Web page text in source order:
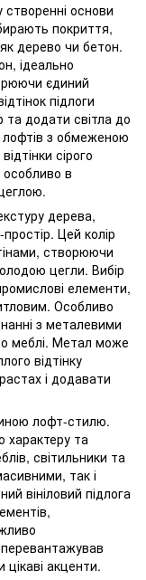
створенні основи
покриття,
дерево чи бетон.
ідеально
єдиний
підлоги
та додати світла до
з обмеженою
сірого
особливо в
дерева,
Цей колір
створюючи
цегли. Вибір
елементи,
Особливо
з металевими
меблі. Метал може
відтінку
і додавати
лофт-стилю.
характеру та
світильники та
так і
вініловий підлога
акценти.